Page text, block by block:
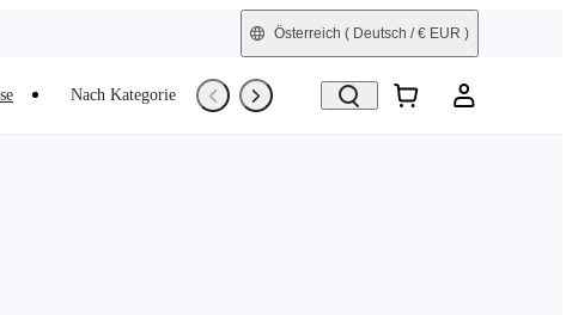
Österreich ( Deutsch / € EUR )
Nach Kategorie Trade-In Generalüberholt